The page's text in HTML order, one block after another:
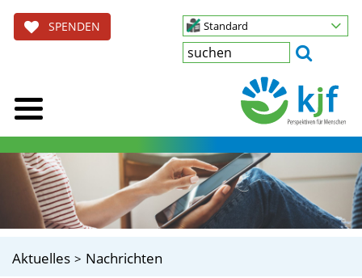
SPENDEN Standard
Aktuelles Nachrichten